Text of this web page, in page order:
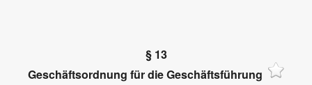
§ 13
Geschäftsordnung für die Geschäftsführung